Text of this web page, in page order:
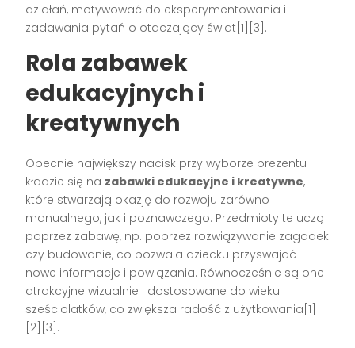
działań, motywować do eksperymentowania i
zadawania pytań o otaczający świat [1][3] .
Rola zabawek
edukacyjnych i
kreatywnych
Obecnie największy nacisk przy wyborze prezentu
kładzie się na zabawki edukacyjne i kreatywne,
które stwarzają okazję do rozwoju zarówno
manualnego, jak i poznawczego. Przedmioty te uczą
poprzez zabawę, np. poprzez rozwiązywanie zagadek
czy budowanie, co pozwala dziecku przyswajać
nowe informacje i powiązania. Równocześnie są one
atrakcyjne wizualnie i dostosowane do wieku
sześciolatków, co zwiększa radość z użytkowania [1]
[2][3] .